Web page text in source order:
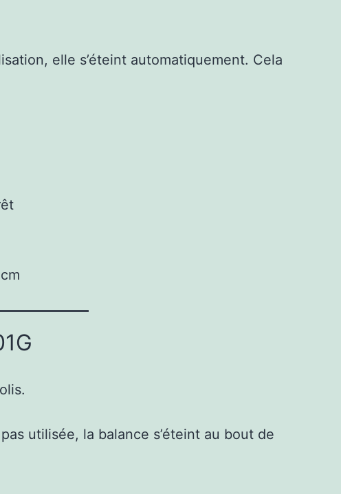
elle s’éteint automatiquement. Cela
utilisée, la balance s’éteint au bout de